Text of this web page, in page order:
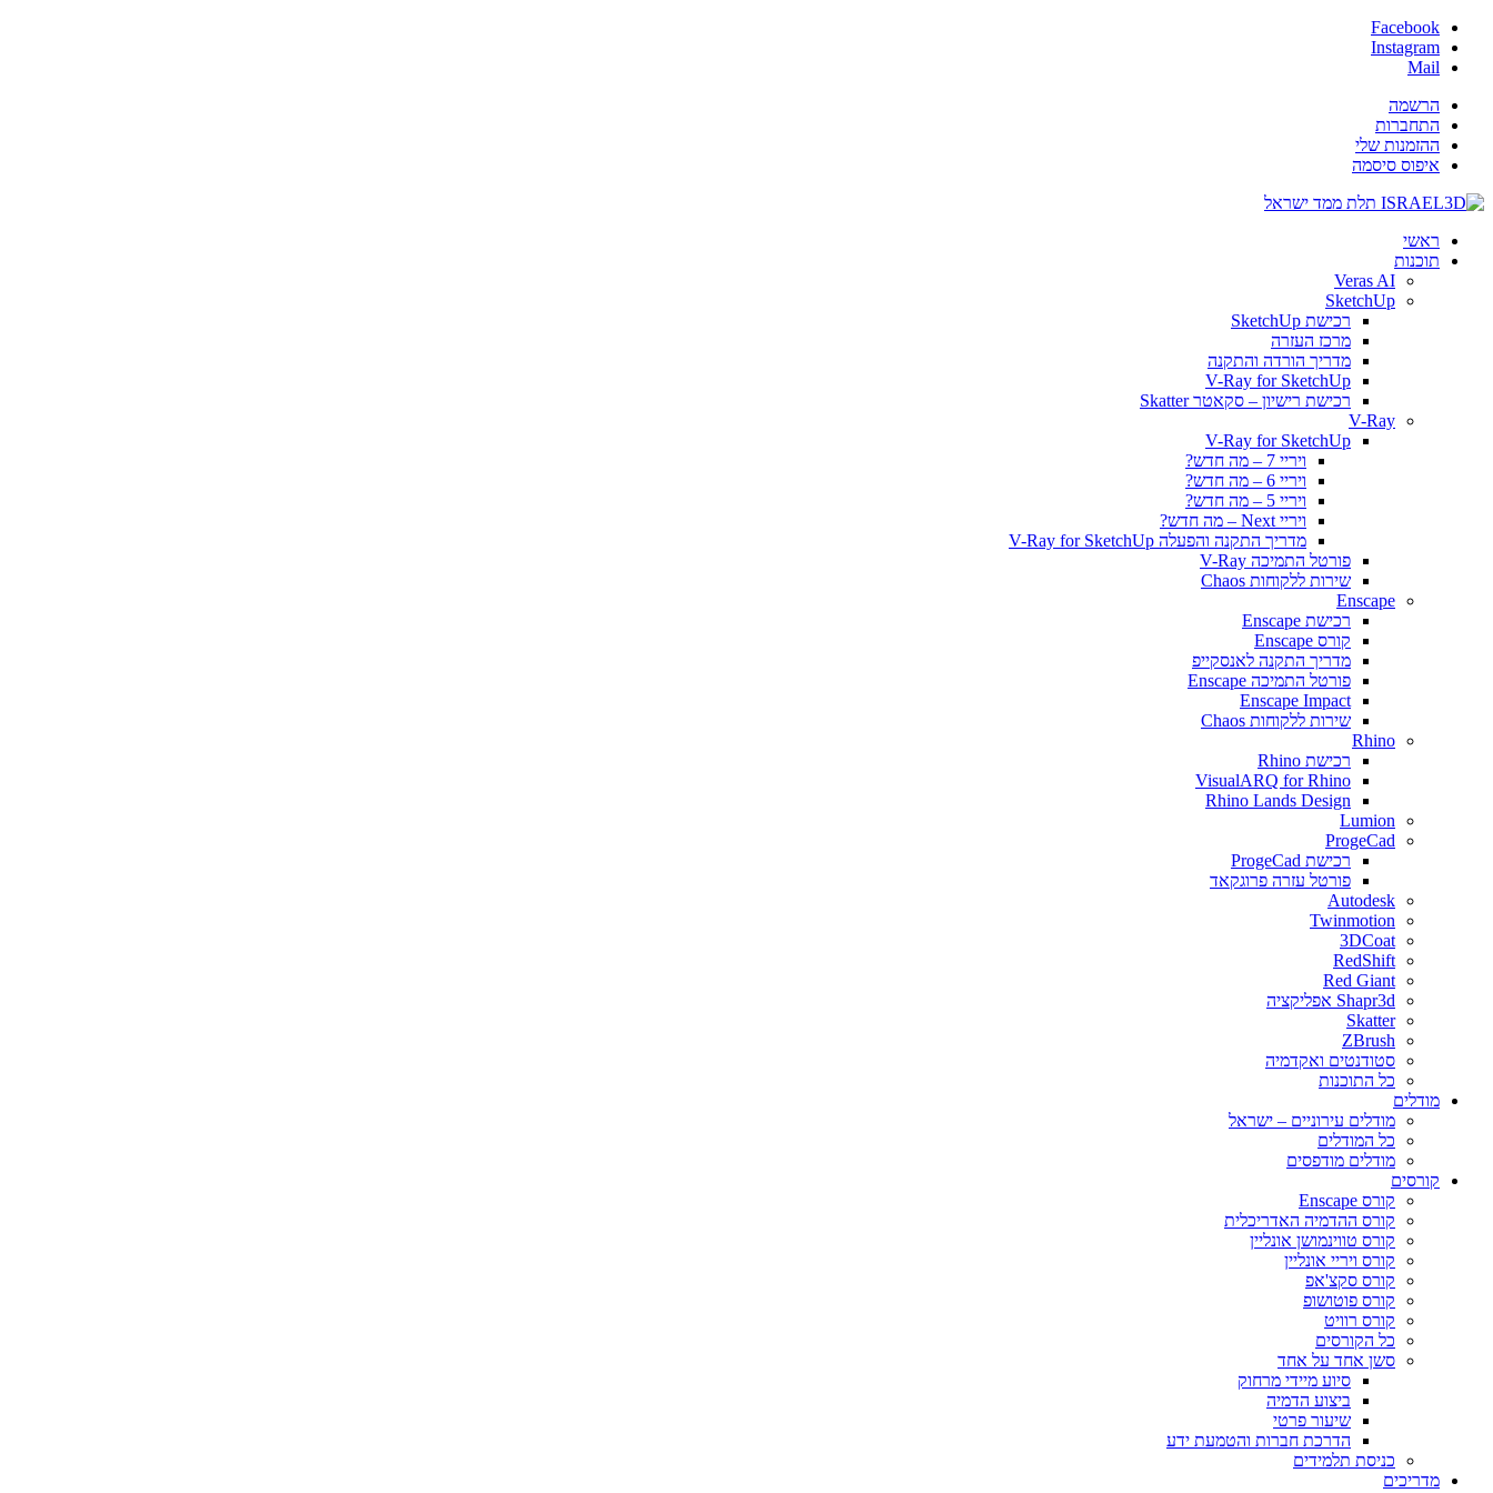
Facebook
Instagram
Mail
הרשמה
התחברות
ההזמנות שלי
איפוס סיסמה
ראשי
תוכנות
Veras AI
SketchUp
רכישת SketchUp
מרכז העזרה
מדריך הורדה והתקנה
V-Ray for SketchUp
רכישת רישיון – סקאטר Skatter
V-Ray
V-Ray for SketchUp
ויריי 7 – מה חדש?
ויריי 6 – מה חדש?
ויריי 5 – מה חדש?
ויריי Next – מה חדש?
מדריך התקנה והפעלה V-Ray for SketchUp
פורטל התמיכה V-Ray
שירות ללקוחות Chaos
Enscape
רכישת Enscape
קורס Enscape
מדריך התקנה לאנסקייפ
פורטל התמיכה Enscape
Enscape Impact
שירות ללקוחות Chaos
Rhino
רכישת Rhino
VisualARQ for Rhino
Rhino Lands Design
Lumion
ProgeCad
רכישת ProgeCad
פורטל עזרה פרוגקאד
Autodesk
Twinmotion
3DCoat
RedShift
Red Giant
Shapr3d אפליקציה
Skatter
ZBrush
סטודנטים ואקדמיה
כל התוכנות
מודלים
מודלים עירוניים – ישראל
כל המודלים
מודלים מודפסים
קורסים
קורס Enscape
קורס ההדמיה האדריכלית
קורס טווינמושן אונליין
קורס ויריי אונליין
קורס סקצ'אפ
קורס פוטושופ
קורס רוויט
כל הקורסים
סשן אחד על אחד
סיוע מיידי מרחוק
ביצוע הדמיה
שיעור פרטי
הדרכת חברות והטמעת ידע
כניסת תלמידים
מדריכים